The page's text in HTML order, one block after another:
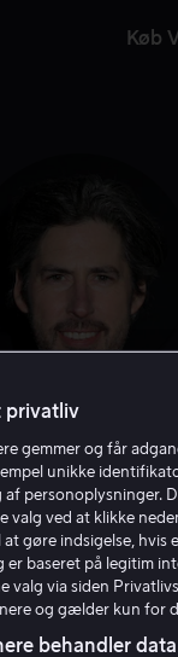
Køb
privatliv
gemmer og får
unikke
af personoplysninger.
valg ved at klikke
gøre indsigelse, hvis
baseret på legitim
valg via siden
og gælder kun for
behandler